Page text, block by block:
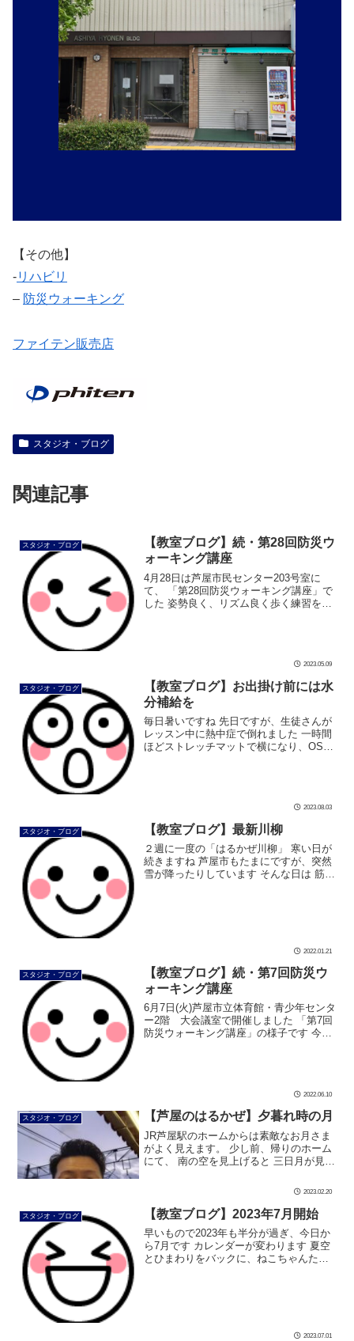
【その他】
‐リハビリ
– 防災ウォーキング
ファイテン販売店
スタジオ・ブログ
関連記事
スタジオ・ブログ
【教室ブログ】続・第28回防災ウ
ォーキング講座
4月28日は芦屋市民センター203号室に
て、 「第28回防災ウォーキング講座」で
した 姿勢良く、リズム良く歩く練習をし
2023.05.09
スタジオ・ブログ
【教室ブログ】お出掛け前には水
分補給を
毎日暑いですね 先日ですが、生徒さんが
レッスン中に熱中症で倒れました 一時間
ほどストレッチマットで横になり、OS-1
2023.08.03
スタジオ・ブログ 【教室ブログ】最新川柳
２週に一度の「はるかぜ川柳」 寒い日が
続きますね 芦屋市もたまにですが、突然
雪が降ったりしています そんな日は 筋肉
2022.01.21
スタジオ・ブログ
【教室ブログ】続・第7回防災ウ
ォーキング講座
6月7日(火)芦屋市立体育館・青少年センタ
ー2階 大会議室で開催しました 「第7回
防災ウォーキング講座」の様子です 今回
2022.06.10
スタジオ・ブログ 【芦屋のはるかぜ】夕暮れ時の月
JR芦屋駅のホームからは素敵なお月さま
がよく見えます。 少し前、帰りのホーム
にて、 南の空を見上げると 三日月が見え
と癒されます #ダンス #社交ダンス #ボデ
2023.02.20
スタジオ・ブログ 【教室ブログ】2023年7月開始
早いもので2023年も半分が過ぎ、今日か
ら7月です カレンダーが変わります 夏空
とひまわりをバックに、ねこちゃんたち
2023.07.01